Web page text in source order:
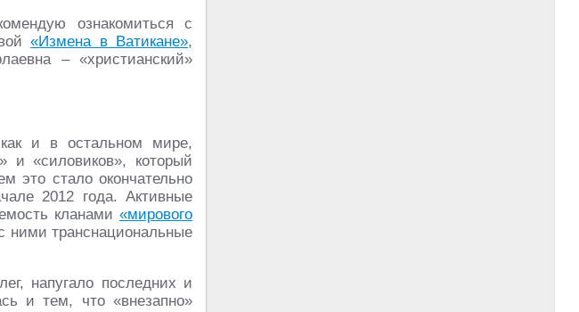
ознакомиться с
«Измена в Ватикане»,
– «христианский»
и в остальном мире,
и «силовиков», который
это стало окончательно
2012 года. Активные
кланами «мирового
ними транснациональные
напугало последних и
и тем, что «внезапно»